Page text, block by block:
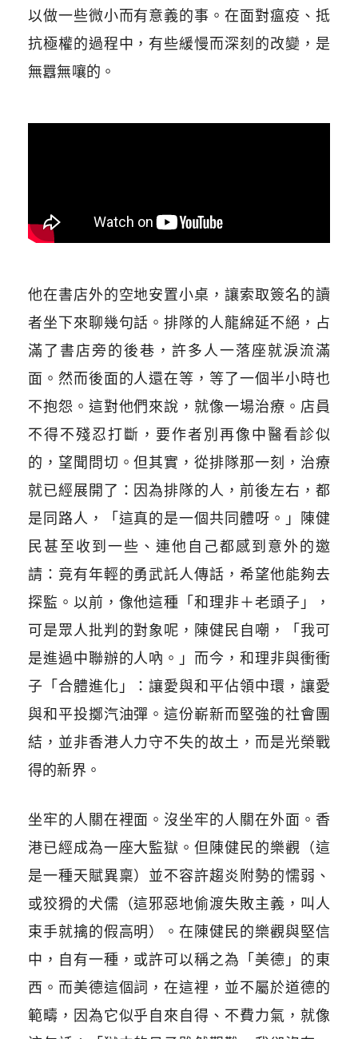
以做一些微小而有意義的事。在面對瘟疫、抵
抗極權的過程中，有些緩慢而深刻的改變，是
無囂無嚷的。
他在書店外的空地安置小桌，讓索取簽名的讀
者坐下來聊幾句話。排隊的人龍綿延不絕，占
滿了書店旁的後巷，許多人一落座就淚流滿
面。然而後面的人還在等，等了一個半小時也
不抱怨。這對他們來說，就像一場治療。店員
不得不殘忍打斷，要作者別再像中醫看診似
的，望聞問切。但其實，從排隊那一刻，治療
就已經展開了：因為排隊的人，前後左右，都
是同路人，「這真的是一個共同體呀。」陳健
民甚至收到一些、連他自己都感到意外的邀
請：竟有年輕的勇武託人傳話，希望他能夠去
探監。以前，像他這種「和理非＋老頭子」，
可是眾人批判的對象呢，陳健民自嘲，「我可
是進過中聯辦的人吶。」而今，和理非與衝衝
子「合體進化」：讓愛與和平佔領中環，讓愛
與和平投擲汽油彈。這份嶄新而堅強的社會團
結，並非香港人力守不失的故土，而是光榮戰
得的新界。
坐牢的人關在裡面。沒坐牢的人關在外面。香
港已經成為一座大監獄。但陳健民的樂觀（這
是一種天賦異稟）並不容許趨炎附勢的懦弱、
或狡猾的犬儒（這邪惡地偷渡失敗主義，叫人
束手就擒的假高明）。在陳健民的樂觀與堅信
中，自有一種，或許可以稱之為「美德」的東
西。而美德這個詞，在這裡，並不屬於道德的
範疇，因為它似乎自來自得、不費力氣，就像